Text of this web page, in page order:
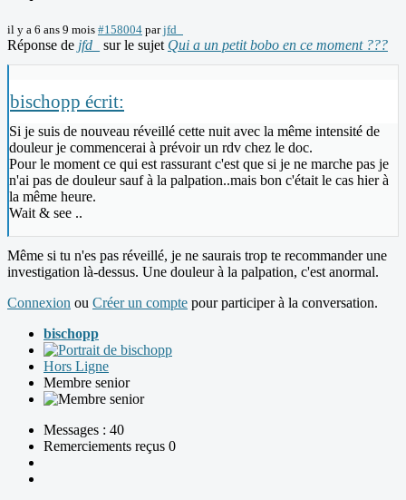
il y a 6 ans 9 mois #158004 parjfd_
Réponse de jfd_ sur le sujet Qui a un petit bobo en ce moment ???
bischopp écrit:
Si je suis de nouveau réveillé cette nuit avec la même intensité de
douleur je commencerai à prévoir un rdv chez le doc.
Pour le moment ce qui est rassurant c'est que si je ne marche pas je
n'ai pas de douleur sauf à la palpation..mais bon c'était le cas hier à
la même heure.
Wait & see ..
Même si tu n'es pas réveillé, je ne saurais trop te recommander une
investigation là-dessus. Une douleur à la palpation, c'est anormal.
Connexion ou Créer un compte pour participer à la conversation.
bischopp
Hors Ligne
Membre senior
Messages : 40
Remerciements reçus 0